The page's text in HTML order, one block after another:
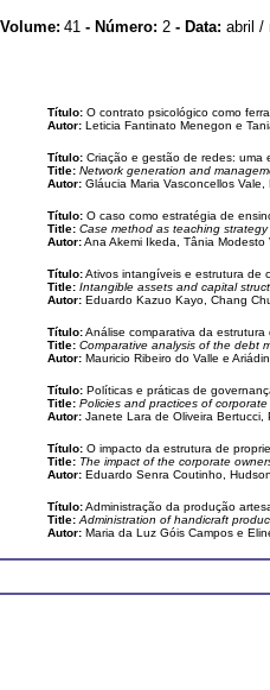
Volume: 41 - Número: 2 - Data: abril /
Título: O contrato psicológico como
Autor: Leticia Fantinato Menegon e
Título: Criação e gestão de redes: uma
Title: Network generation and
Autor: Gláucia Maria Vasconcellos
Título: O caso como estratégia de
Title: Case method as teaching
Autor:Ana Akemi Ikeda, Tânia Modesto
Título:Ativos intangíveis e estrutura de
Title: Intangible assets and capital
Autor: Eduardo Kazuo Kayo, Chang
Título:Análise comparativa da
Title: Comparative analysis of the debt
Autor: Mauricio Ribeiro do Valle e
Título: Políticas e práticas de
Title: Policies and practices of
Autor: Janete Lara de Oliveira
Título: O impacto da estrutura de
Title: The impact of the corporate
Autor: Eduardo Senra Coutinho,
Título:Administração da produção
Title: Administration of handicraft
Autor: Maria da Luz Góis Campos e